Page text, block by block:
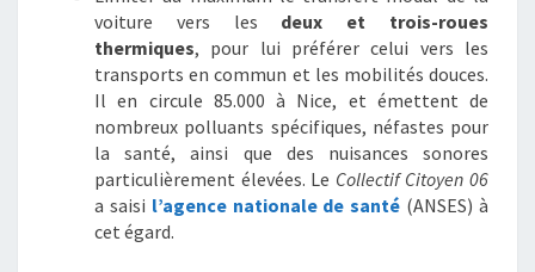
voiture vers les deux et trois-roues
thermiques, pour lui préférer celui vers les
transports en commun et les mobilités douces.
Il en circule 85.000 à Nice, et émettent de
nombreux polluants spécifiques, néfastes pour
la santé, ainsi que des nuisances sonores
particulièrement élevées. Le Collectif Citoyen 06
a saisi l’agence nationale de santé (ANSES) à
cet égard.